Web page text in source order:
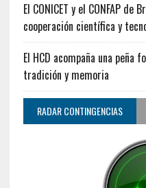
El CONICET y el CONFAP
cooperación científica y
El HCD acompaña una
tradición y memoria
RADAR CONTINGENCIAS